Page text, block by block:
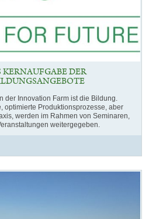
DER
der Innovation Farm ist die Bildung.
optimierte Produktionsprozesse, aber
werden im Rahmen von Seminaren,
weitergegeben.